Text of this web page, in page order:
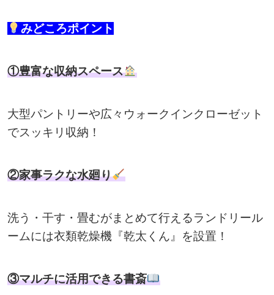
みどころポイント
①豊富な収納スペース
大型パントリーや広々ウォークインクローゼット
でスッキリ収納！
②家事ラクな水廻り
洗う・干す・畳むがまとめて行えるランドリール
ームには衣類乾燥機『乾太くん』を設置！
③マルチに活用できる書斎